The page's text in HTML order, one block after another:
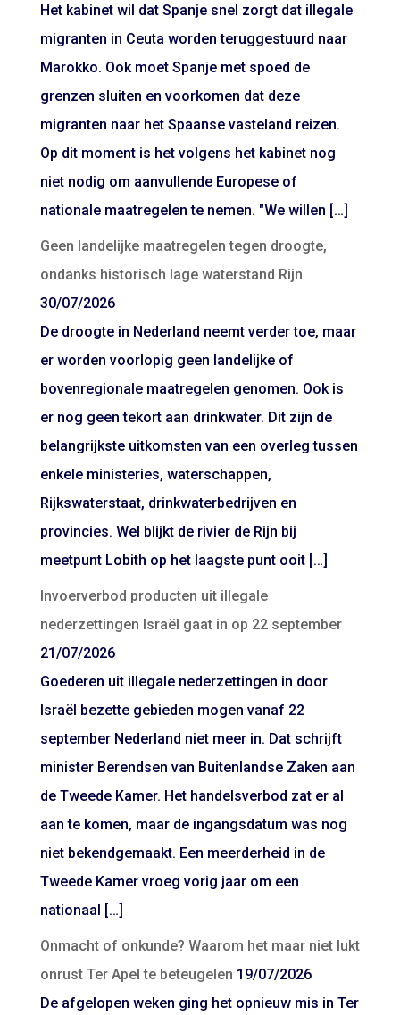
Het kabinet wil dat Spanje snel zorgt dat illegale
migranten in Ceuta worden teruggestuurd naar
Marokko. Ook moet Spanje met spoed de
grenzen sluiten en voorkomen dat deze
migranten naar het Spaanse vasteland reizen.
Op dit moment is het volgens het kabinet nog
niet nodig om aanvullende Europese of
nationale maatregelen te nemen. "We willen […]
Geen landelijke maatregelen tegen droogte,
ondanks historisch lage waterstand Rijn
30/07/2026
De droogte in Nederland neemt verder toe, maar
er worden voorlopig geen landelijke of
bovenregionale maatregelen genomen. Ook is
er nog geen tekort aan drinkwater. Dit zijn de
belangrijkste uitkomsten van een overleg tussen
enkele ministeries, waterschappen,
Rijkswaterstaat, drinkwaterbedrijven en
provincies. Wel blijkt de rivier de Rijn bij
meetpunt Lobith op het laagste punt ooit […]
Invoerverbod producten uit illegale
nederzettingen Israël gaat in op 22 september
21/07/2026
Goederen uit illegale nederzettingen in door
Israël bezette gebieden mogen vanaf 22
september Nederland niet meer in. Dat schrijft
minister Berendsen van Buitenlandse Zaken aan
de Tweede Kamer. Het handelsverbod zat er al
aan te komen, maar de ingangsdatum was nog
niet bekendgemaakt. Een meerderheid in de
Tweede Kamer vroeg vorig jaar om een
nationaal […]
Onmacht of onkunde? Waarom het maar niet lukt
onrust Ter Apel te beteugelen 19/07/2026
De afgelopen weken ging het opnieuw mis in Ter